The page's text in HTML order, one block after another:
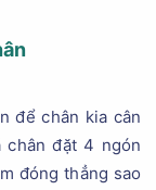
để chân kia cân
chân đặt 4 ngón
đóng thẳng sao